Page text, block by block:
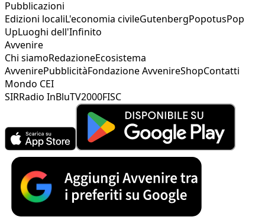
Pubblicazioni
Edizioni localiL'economia civileGutenbergPopotusPop
UpLuoghi dell'Infinito
Avvenire
Chi siamoRedazioneEcosistema
AvvenirePubblicitàFondazione AvvenireShopContatti
Mondo CEI
SIRRadio InBluTV2000FISC